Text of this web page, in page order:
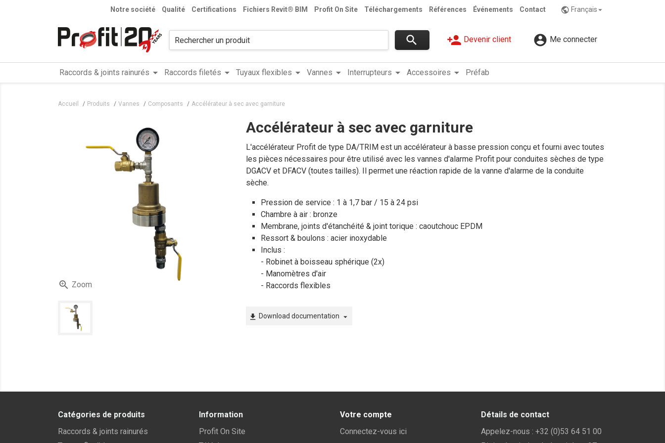
Notre société Qualité Certifications Fichiers Revit® BIM Profit On Site Téléchargements Références Événements Contact public Français
person_add Devenir client  Me connecter
search
Raccords & joints rainurés arrow_drop_down Raccords filetés arrow_drop_down Tuyaux flexibles arrow_drop_down Vannes arrow_drop_down Interrupteurs arrow_drop_down Accessoires arrow_drop_down Préfab
Accueil Produits Vannes Composants Accélérateur à sec avec garniture
 Zoom
Accélérateur à sec avec garniture
L'accélérateur Profit de type DA/TRIM est un accélérateur à basse pression conçu et fourni avec toutes
les pièces nécessaires pour être utilisé avec les vannes d'alarme Profit pour conduites sèches de type
DGACV et DFACV (toutes tailles). Il permet une réaction rapide de la vanne d'alarme de la conduite
sèche.
Pression de service : 1 à 1,7 bar / 15 à 24 psi
Chambre à air : bronze
Membrane, joints d'étanchéité & joint torique : caoutchouc EPDM
Ressort & boulons : acier inoxydable
Inclus :
- Robinet à boisseau sphérique (2x)
- Manomètres d'air
- Raccords flexibles
file_download Download documentation arrow_drop_down
Catégories de produits
Raccords & joints rainurés
Information
Profit On Site
Votre compte
Connectez-vous ici
Détails de contact
Appelez-nous : +32 (0)53 64 51 00